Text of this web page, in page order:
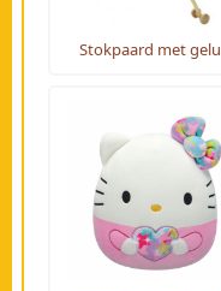
Stokpaard met